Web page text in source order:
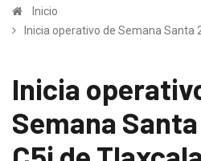
Inicio
Inicia operativo de Semana Santa
Inicia
Semana